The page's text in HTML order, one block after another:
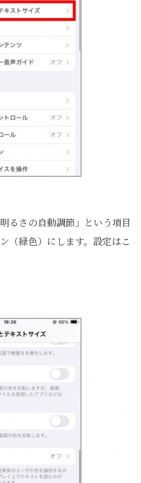
るさの自動調節」という項目
（緑色）にします。設定はこ